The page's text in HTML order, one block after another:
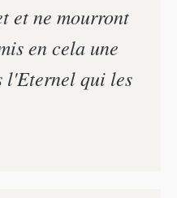
et ne mourront
en cela une
l'Eternel qui les